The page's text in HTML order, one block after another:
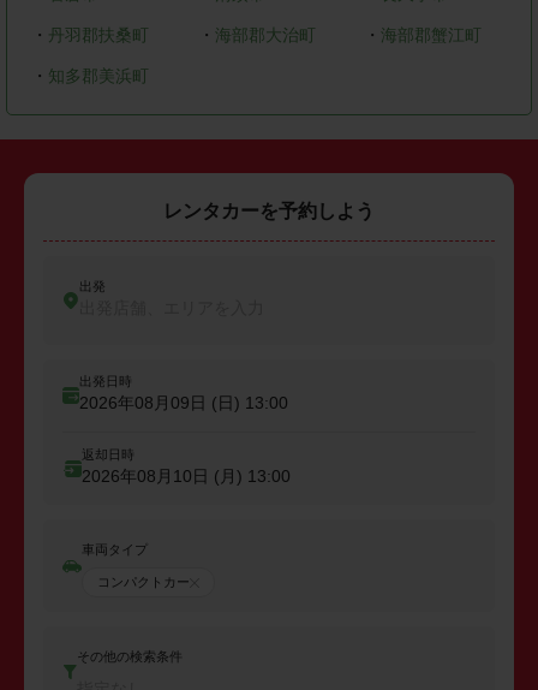
・ 丹羽郡扶桑町 ・ 海部郡大治町 ・ 海部郡蟹江町
・ 知多郡美浜町
レンタカーを予約しよう
出発
出発日時
2026年08月09日 (日) 13:00
返却日時
2026年08月10日 (月) 13:00
車両タイプ
コンパクトカー
その他の検索条件